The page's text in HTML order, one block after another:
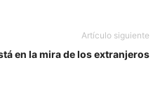
Artículo siguiente
en la mira de los extranjeros